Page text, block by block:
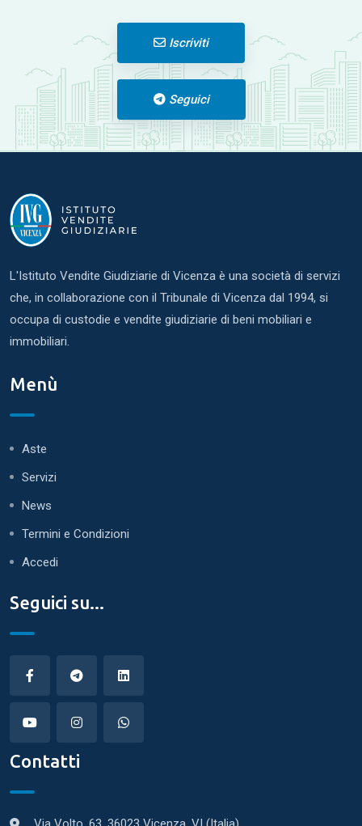
Iscriviti
Seguici
L'Istituto Vendite Giudiziarie di Vicenza è una società di servizi
che, in collaborazione con il Tribunale di Vicenza dal 1994, si
occupa di custodie e vendite giudiziarie di beni mobiliari e
immobiliari.
Menù
Aste
Servizi
News
Termini e Condizioni
Accedi
Seguici su...
Contatti